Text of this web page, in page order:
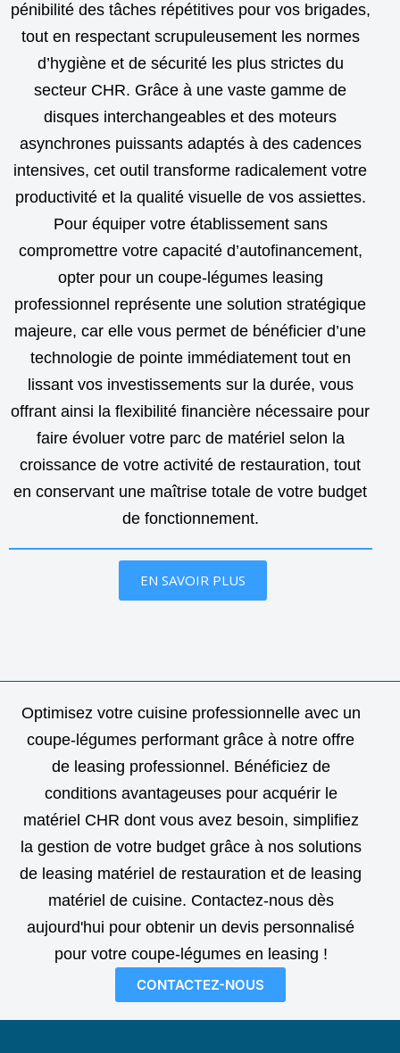
pénibilité des tâches répétitives pour vos brigades,
tout en respectant scrupuleusement les normes
d’hygiène et de sécurité les plus strictes du
secteur CHR. Grâce à une vaste gamme de
disques interchangeables et des moteurs
asynchrones puissants adaptés à des cadences
intensives, cet outil transforme radicalement votre
productivité et la qualité visuelle de vos assiettes.
Pour équiper votre établissement sans
compromettre votre capacité d’autofinancement,
opter pour un coupe-légumes leasing
professionnel représente une solution stratégique
majeure, car elle vous permet de bénéficier d’une
technologie de pointe immédiatement tout en
lissant vos investissements sur la durée, vous
offrant ainsi la flexibilité financière nécessaire pour
faire évoluer votre parc de matériel selon la
croissance de votre activité de restauration, tout
en conservant une maîtrise totale de votre budget
de fonctionnement.
EN SAVOIR PLUS
Optimisez votre cuisine professionnelle avec un
coupe-légumes performant grâce à notre offre
de leasing professionnel. Bénéficiez de
conditions avantageuses pour acquérir le
matériel CHR dont vous avez besoin, simplifiez
la gestion de votre budget grâce à nos solutions
de leasing matériel de restauration et de leasing
matériel de cuisine. Contactez-nous dès
aujourd'hui pour obtenir un devis personnalisé
pour votre coupe-légumes en leasing !
CONTACTEZ-NOUS